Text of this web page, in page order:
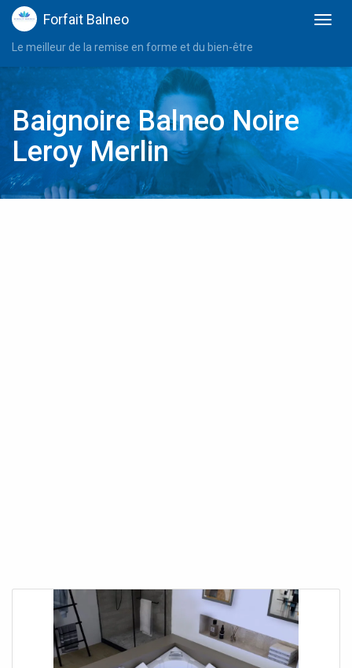
Forfait Balneo
Le meilleur de la remise en forme et du bien-être
Baignoire Balneo Noire
Leroy Merlin